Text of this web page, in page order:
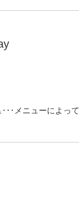
･メニューによっ